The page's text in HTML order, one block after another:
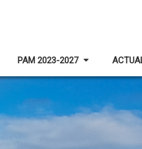
PAM 2023-2027